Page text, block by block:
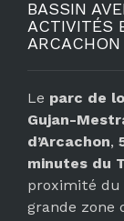
BASSIN
ACTIVITÉS
ARCACHON
Le parc de
Gujan-
d’Arcachon,
minutes du
proximité du
grande zone